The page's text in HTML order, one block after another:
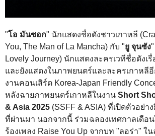
"โอ มันซอก" นักแสดงชื่อดังชาวเกาหลี
You, The Man of La Mancha) กับ "ยู จุนซัง
Lovely Journey) นักแสดงละครเวทีชื่อดังเรื่
และยังแสดงในภาพยนตร์และละครเกาหลี
งานคอนเสิร์ต Korea-Japan Friendly
หลังฉายภาพยนตร์เกาหลีในงาน Short
& Asia 2025 (SSFF & ASIA) ที่เปิดตัวอย่า
ที่ผ่านมา นอกจากนี้ ร่วมฉลองเทศกาลเดือ
ร้องเพลง Raise You Up จากบท "ลอร่า" ใ